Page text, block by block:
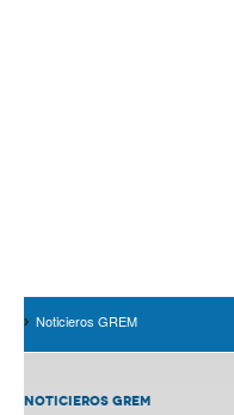
Noticieros GREM
NOTICIEROS GREM